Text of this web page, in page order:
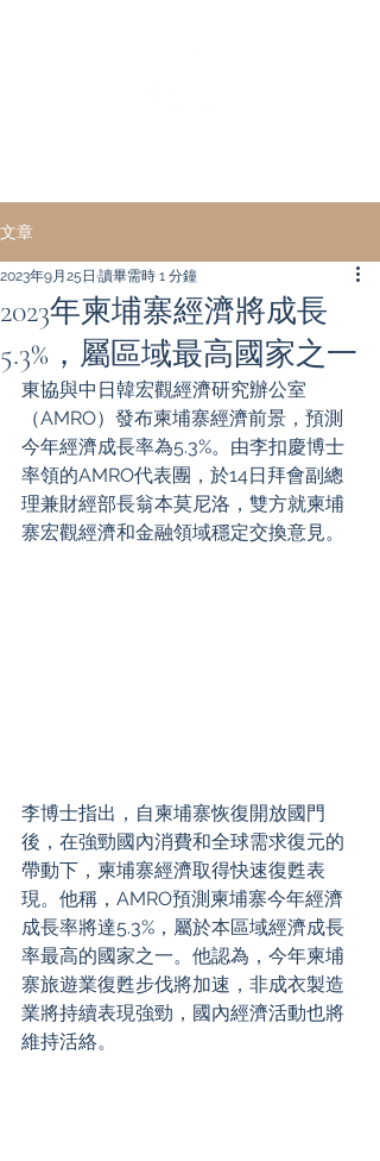
文章
2023年柬埔寨經濟將成長
5.3%，屬區域最高國家之一
2023年9月25日 讀畢需時 1 分鐘
東協與中日韓宏觀經濟研究辦公室
（AMRO）發布柬埔寨經濟前景，預測
今年經濟成長率為5.3%。由李扣慶博士
率領的AMRO代表團，於14日拜會副總
理兼財經部長翁本莫尼洛，雙方就柬埔
寨宏觀經濟和金融領域穩定交換意見。
李博士指出，自柬埔寨恢復開放國門
後，在強勁國內消費和全球需求復元的
帶動下，柬埔寨經濟取得快速復甦表
現。他稱，AMRO預測柬埔寨今年經濟
成長率將達5.3%，屬於本區域經濟成長
率最高的國家之一。他認為，今年柬埔
寨旅遊業復甦步伐將加速，非成衣製造
業將持續表現強勁，國內經濟活動也將
維持活絡。